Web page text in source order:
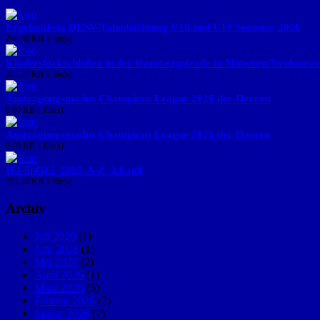
Ergebnisliste DESV-Talentsichtung U16 und U19 Sommer 2026
290.98 KB 1 file(s)
Kinderstockschießen in der Hanebergstraße in München/
253.27 KB 1 file(s)
Austragungsmodus Champions League 2026 der Herren
0.00 KB 1 file(s)
Austragungsmodus Champions League 2026 der Damen
0.00 KB 1 file(s)
IFI-SpGLi_2025-A-Z_2.0.pdf
292.22 KB 1 file(s)
Archiv
Juli 2026 (1)
Juni 2026 (1)
Mai 2026 (2)
April 2026 (1)
März 2026 (5)
Februar 2026 (2)
Januar 2026 (7)